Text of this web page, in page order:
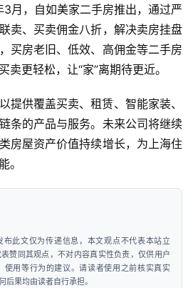
月，自如美家二手房推出，通过严
卖、买卖佣金八折，解决卖房挂盘
买房老旧、低效、高佣金等二手房
更轻松，让“家”离期待更近。
提供覆盖买卖、租赁、智能家装、
条的产品与服务。未来公司将继续
房屋资产价值持续增长，为上海住
。
布此文仅为传递信息，本文观点不代表本站立
赞同其观点，不对内容真实性负责，仅供用户
使用等行为的建议。请读者使用之前核实真实
后果均由读者自行承担。